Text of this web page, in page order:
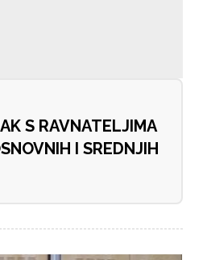
S RAVNATELJIMA
I SREDNJIH